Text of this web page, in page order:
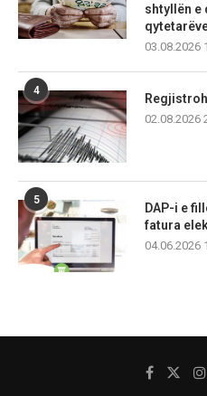
shtyllën e
03.08.2026
4
02.08.2026
5
DAP-i e
fatura
04.06.2026